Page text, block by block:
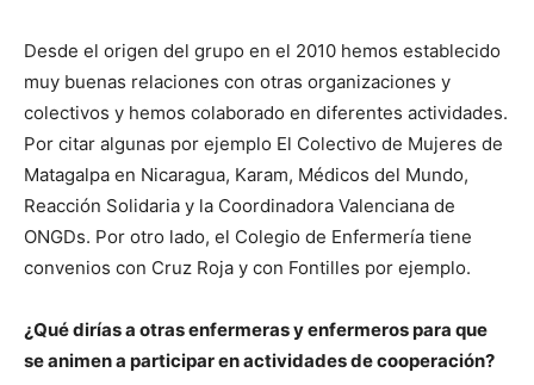
Desde el origen del grupo en el 2010 hemos establecido
muy buenas relaciones con otras organizaciones y
colectivos y hemos colaborado en diferentes actividades.
Por citar algunas por ejemplo El Colectivo de Mujeres de
Matagalpa en Nicaragua, Karam, Médicos del Mundo,
Reacción Solidaria y la Coordinadora Valenciana de
ONGDs. Por otro lado, el Colegio de Enfermería tiene
convenios con Cruz Roja y con Fontilles por ejemplo.
¿Qué dirías a otras enfermeras y enfermeros para que
se animen a participar en actividades de cooperación?